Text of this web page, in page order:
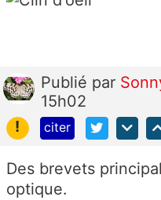
Publié par
15h02
!
citer
Des brevets
optique.